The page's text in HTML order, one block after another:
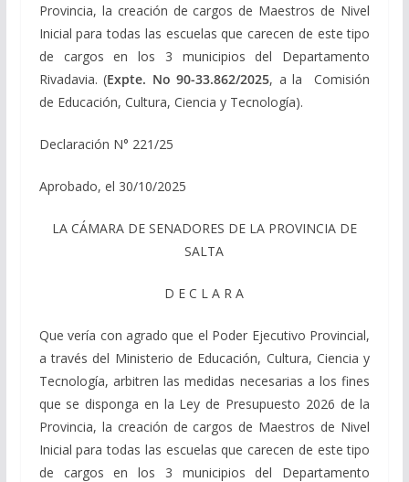
Provincia, la creación de cargos de Maestros de Nivel
Inicial para todas las escuelas que carecen de este tipo
de cargos en los 3 municipios del Departamento
Rivadavia. (Expte. No 90-33.862/2025, a la Comisión
de Educación, Cultura, Ciencia y Tecnología).
Declaración N° 221/25
Aprobado, el 30/10/2025
LA CÁMARA DE SENADORES DE LA PROVINCIA DE
SALTA
D E C L A R A
Que vería con agrado que el Poder Ejecutivo Provincial,
a través del Ministerio de Educación, Cultura, Ciencia y
Tecnología, arbitren las medidas necesarias a los fines
que se disponga en la Ley de Presupuesto 2026 de la
Provincia, la creación de cargos de Maestros de Nivel
Inicial para todas las escuelas que carecen de este tipo
de cargos en los 3 municipios del Departamento